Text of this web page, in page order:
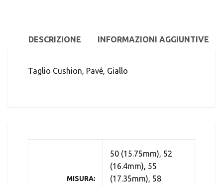
DESCRIZIONE INFORMAZIONI AGGIUNTIVE
Taglio Cushion, Pavé, Giallo
MISURA
50 (15.75mm), 52
(16.4mm), 55
(17.35mm), 58